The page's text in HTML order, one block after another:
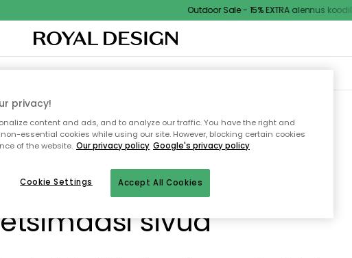
Outdoor Sale - 15% EXTRA alennus koodilla
TEKSTIILIT & MATOTKEITTIÖSÄILYTYSULKOKALUSTEET
valitettavasti löydä
etsimääsi sivua
privacy!
content and ads, and to analyze our traffic. You have the right and
essential cookies while using our site. However, blocking certain cookies
of the website. Our privacy policy Google's privacy policy
Accept All Cookies
Cookie Settings